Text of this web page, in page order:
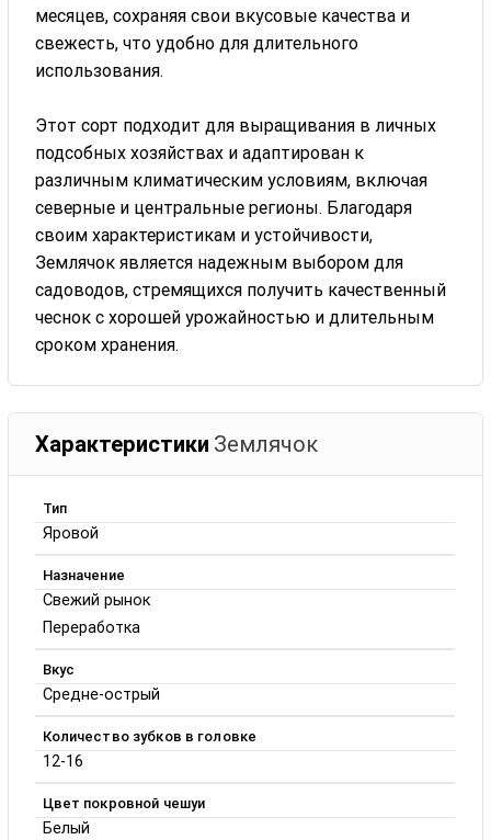
месяцев, сохраняя свои вкусовые качества и
свежесть, что удобно для длительного
использования.
Этот сорт подходит для выращивания в личных
подсобных хозяйствах и адаптирован к
различным климатическим условиям, включая
северные и центральные регионы. Благодаря
своим характеристикам и устойчивости,
Землячок является надежным выбором для
садоводов, стремящихся получить качественный
чеснок с хорошей урожайностью и длительным
сроком хранения.
Характеристики Землячок
Тип
Яровой
Назначение
Свежий рынок
Переработка
Вкус
Средне-острый
Количество зубков в головке
12-16
Цвет покровной чешуи
Белый